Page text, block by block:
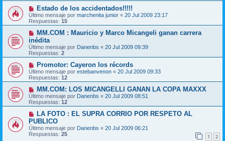
Estado de los accidentados!!!!!
Último mensaje por marchenita junior « 20 Jul 2009 23:17
Respuestas: 15
MM.COM : Mauricio y Marco Micangeli ganan carrera
inédita
Último mensaje por Danenbs « 20 Jul 2009 09:39
Respuestas: 2
Promotor: Cayeron los récords
Último mensaje por estebanvenon « 20 Jul 2009 09:33
Respuestas: 12
MM.COM: LOS MICANGELLI GANAN LA COPA MAXXX
Último mensaje por Danenbs « 20 Jul 2009 08:51
Respuestas: 12
LA FOTO : EL SUPRA CORRIO POR RESPETO AL
PUBLICO
Último mensaje por Danenbs « 20 Jul 2009 06:21
Respuestas: 25 1 2